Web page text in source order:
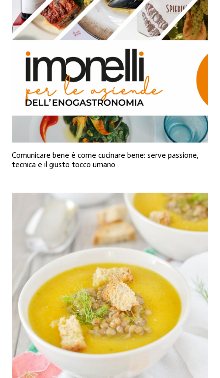
Comunicare bene è come cucinare bene: serve passione,
tecnica e il giusto tocco umano